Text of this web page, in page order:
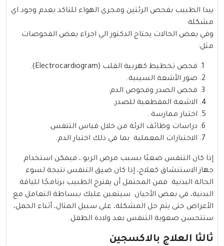
يبدا الطبيب بفحص الرئتين ومجري الهواء للتاكد بعدم وجود اي
مشكلة
وفي بعض الحالات يحتاج الدكتور الي اجراء بعض الفحوصات
مثل:
فحص تخطيط كهربية القلب (Electrocardiogram).
صور الأشعة السينية.
فحص الصدر وفحوص الدم.
الاشعة المقطعية للصدر.
اختبار ممارسة .
دراسات وظائف الرئة من خلال قياس التنفس.
الاختبارات المعملية بما في ذلك اختبار الدم.
إذا كان التنفس صعبًا بسبب مرض الربو ، فيمكن استخدام
جهاز الاستنشاق كعلاج، إذا كان ضيق التنفس نتيجة لسوء
الحالة البدنية فمن المحتمل أن يقترح الطبيب برنامجًا للياقة
البدنية، في بعض الأحيان سيتعين عليك ببساطة التعامل مع
الأعراض حتى يتم حل المشكلة، على سبيل المثال، أثناء الحمل،
ستتحسن صعوبة التنفس بعد ولادة الطفل.
ثالثا العلاج بالاكسجين